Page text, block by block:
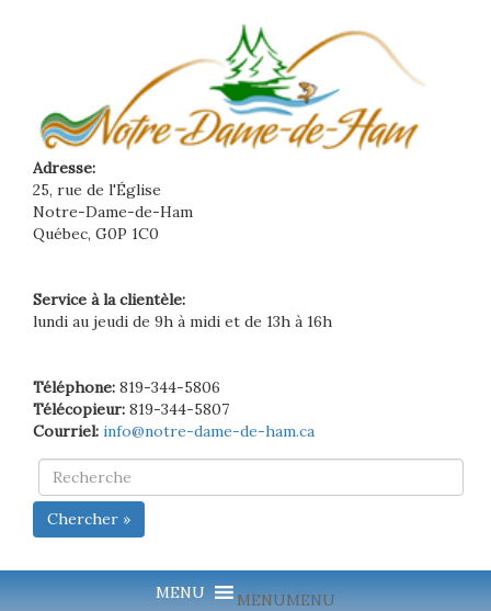
Adresse:
25, rue de l'Église
Notre-Dame-de-Ham
Québec, G0P 1C0
Service à la clientèle:
lundi au jeudi de 9h à midi et de 13h à 16h
Téléphone: 819-344-5806
Télécopieur: 819-344-5807
Courriel: info@notre-dame-de-ham.ca
Chercher »
MENUMENU